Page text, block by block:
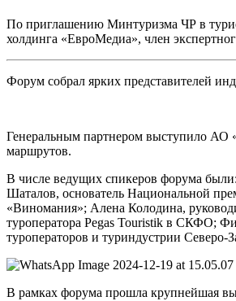
По приглашению Минтуризма ЧР в
холдинга «ЕвроМедиа», член
Форум собрал ярких представителей
Генеральным партнером выступило АО
маршрутов.
В числе ведущих спикеров форума
Шаталов, основатель Национальной
«Виномания»; Алена Колодина,
туроператора Pegas Touristik в СКФО;
туроператоров и туриндустрии
В рамках форума прошла крупнейшая